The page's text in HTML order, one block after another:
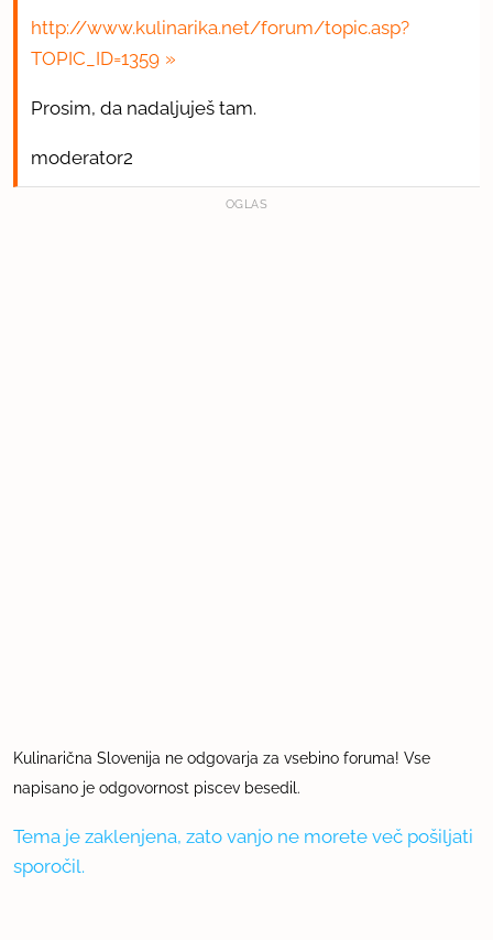
http://www.kulinarika.net/forum/topic.asp?
TOPIC_ID=1359
Prosim, da nadaljuješ tam.
moderator2
OGLAS
Kulinarična Slovenija ne odgovarja za vsebino foruma! Vse
napisano je odgovornost piscev besedil.
Tema je zaklenjena, zato vanjo ne morete več pošiljati
sporočil.